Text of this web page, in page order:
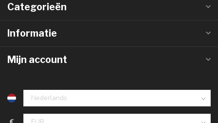
Categorieën
Informatie
Mijn account